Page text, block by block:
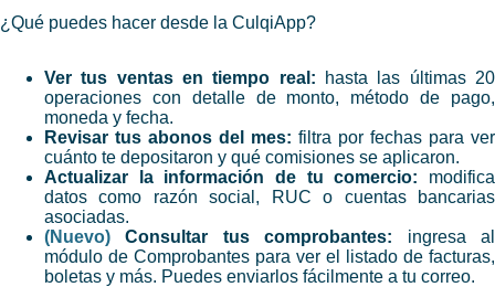
¿Qué puedes hacer desde la CulqiApp?
Ver tus ventas en tiempo real: hasta las últimas 20
operaciones con detalle de monto, método de pago,
moneda y fecha.
Revisar tus abonos del mes: filtra por fechas para ver
cuánto te depositaron y qué comisiones se aplicaron.
Actualizar la información de tu comercio: modifica
datos como razón social, RUC o cuentas bancarias
asociadas.
(Nuevo) Consultar tus comprobantes: ingresa al
módulo de Comprobantes para ver el listado de facturas,
boletas y más. Puedes enviarlos fácilmente a tu correo.